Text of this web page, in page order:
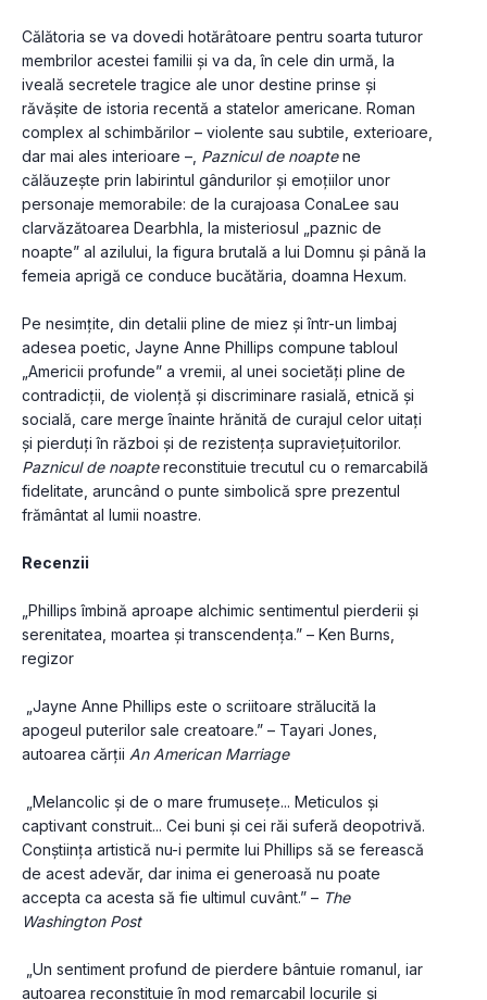
Călătoria se va dovedi hotărâtoare pentru soarta tuturor
membrilor acestei familii și va da, în cele din urmă, la
iveală secretele tragice ale unor destine prinse și
răvășite de istoria recentă a statelor americane. Roman
complex al schimbărilor – violente sau subtile, exterioare,
dar mai ales interioare –, Paznicul de noapte ne
călăuzește prin labirintul gândurilor și emoțiilor unor
personaje memorabile: de la curajoasa ConaLee sau
clarvăzătoarea Dearbhla, la misteriosul „paznic de
noapte” al azilului, la figura brutală a lui Domnu și până la
femeia aprigă ce conduce bucătăria, doamna Hexum.
Pe nesimțite, din detalii pline de miez și într-un limbaj
adesea poetic, Jayne Anne Phillips compune tabloul
„Americii profunde” a vremii, al unei societăți pline de
contradicții, de violență și discriminare rasială, etnică și
socială, care merge înainte hrănită de curajul celor uitați
Paznicul de noapte reconstituie trecutul cu o remarcabilă
fidelitate, aruncând o punte simbolică spre prezentul
frământat al lumii noastre.
Recenzii
„Phillips îmbină aproape alchimic sentimentul pierderii și
serenitatea, moartea și transcendența.” – Ken Burns,
regizor
apogeul puterilor sale creatoare.” – Tayari Jones,
autoarea cărții An American Marriage
captivant construit... Cei buni și cei răi suferă deopotrivă.
Conștiința artistică nu-i permite lui Phillips să se ferească
de acest adevăr, dar inima ei generoasă nu poate
accepta ca acesta să fie ultimul cuvânt.” – The
Washington Post
autoarea reconstituie în mod remarcabil locurile și